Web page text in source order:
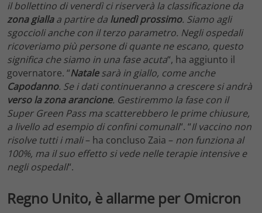
il bollettino di venerdì ci riserverà la classificazione da
zona giallaa partire da lunedì prossimo. Siamo agli
sgoccioli anche con il terzo parametro. Negli ospedali
ricoveriamo più persone di quante ne escano, questo
significa che siamo in una fase acuta“, ha aggiunto il
governatore. “Natalesarà in giallo, come anche
Capodanno. Se i dati continueranno a crescere si andrà
verso la zona arancione. Gestiremmo la fase con il
Super Green Pass ma scatterebbero le prime chiusure,
a livello ad esempio di confini comunali“. “Il vaccino non
risolve tutti i mali– ha concluso Zaia – non funziona al
100%, ma il suo effetto si vede nelle terapie intensive e
negli ospedali“.
Regno Unito, è allarme per Omicron